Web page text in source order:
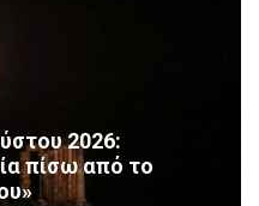
2026:
πίσω από το